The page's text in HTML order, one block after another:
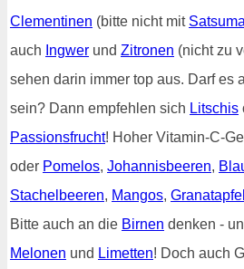
Clementinen (bitte nicht mit
auch Ingwer und Zitronen (nicht zu
sehen darin immer top aus. Darf es
sein? Dann empfehlen sich Litschis
Passionsfrucht! Hoher Vitamin-C-
oder Pomelos, Johannisbeeren,
Stachelbeeren, Mangos, Granatapfel
Bitte auch an die Birnen denken -
Melonen und Limetten! Doch auch